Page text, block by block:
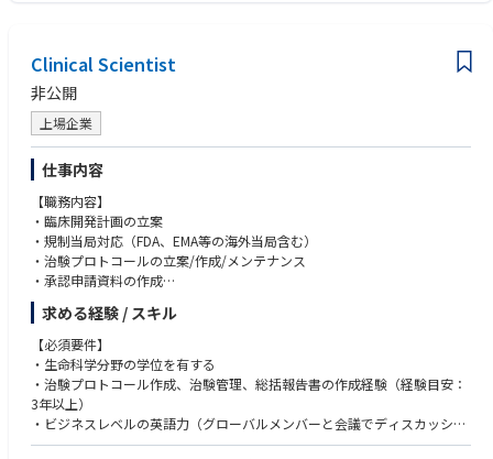
③ 臨床研究の運用管理
・実施計画・スケジュール・進捗・症例登録の管理
・倫理審査委員会対応、研究関連文書（研究計画書・説明同意文書・各種
手順書等）の整備・管理
・CROのコントロール、管理
【業務の魅力】
・研究責任者、KOLと直接議論しながら計画をつくり上げる、臨床開発の
中枢に近いポジションです。
・自身が携わった臨床研究が、製品の価値証明や薬事申請・保険収載に直
結する手応えを得られます
・臨床知見とプロジェクトマネジメントの両方を磨ける、希少なキャリア
を築けます
・フレックス・ハイブリッド勤務を活用し、私生活も大切にしながら働け
る環境です
・全国出張可能な方
・研究責任者、KOLと対等に議論しながら計画を前に進められる方
・医療機関、CROなど社外関係者と円滑に調整できる方
・曖昧な状況でも自ら課題を整理し、自律的に推進できる方
・自分で物事を推進する意欲がある方
Clinical Scientist
非公開
上場企業
仕事内容
【職務内容】
・臨床開発計画の立案
・規制当局対応（FDA、EMA等の海外当局含む）
・治験プロトコールの立案/作成/メンテナンス
・承認申請資料の作成
・他部門（非臨床部門、薬事部門、クリニカルオペレーション部門、DM/
統計解析、PV等）との連携 など
求める経験 / スキル
【必須要件】
・生命科学分野の学位を有する
・治験プロトコール作成、治験管理、総括報告書の作成経験（経験目安：
3年以上）
・ビジネスレベルの英語力（グローバルメンバーと会議でディスカッショ
ン可能なレベル）